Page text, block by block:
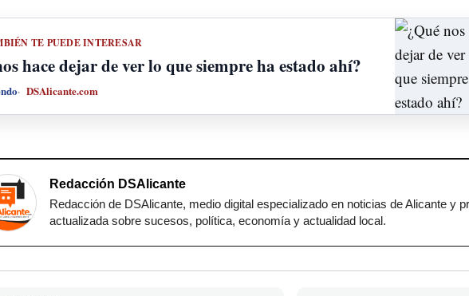
TE PUEDE INTERESAR
hace dejar de ver lo que siempre ha estado ahí?
DSAlicante.com
Redacción DSAlicante
Redacción de DSAlicante, medio digital especializado en noticias de Alicante y
actualizada sobre sucesos, política, economía y actualidad local.